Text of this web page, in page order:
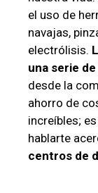
el uso de
navajas,
electrólisis.
una serie
desde la
ahorro de
increíbles;
hablarte
centros de